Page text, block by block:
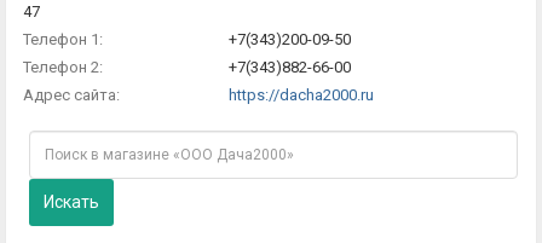
47
Телефон 1:
+7(343)200-09-50
Телефон 2:
+7(343)882-66-00
Адрес сайта:
https://dacha2000.ru
Искать